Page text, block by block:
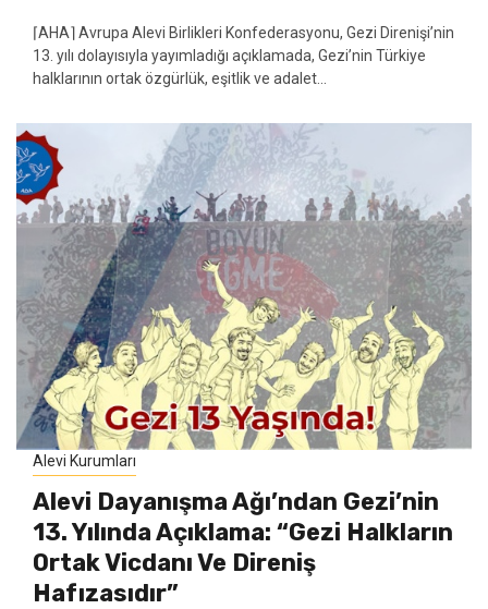
⌈AHA⌉ Avrupa Alevi Birlikleri Konfederasyonu, Gezi Direnişi’nin
13. yılı dolayısıyla yayımladığı açıklamada, Gezi’nin Türkiye
halklarının ortak özgürlük, eşitlik ve adalet...
Alevi Kurumları
Alevi Dayanışma Ağı’ndan Gezi’nin
13. Yılında Açıklama: “Gezi Halkların
Ortak Vicdanı Ve Direniş
Hafızasıdır”